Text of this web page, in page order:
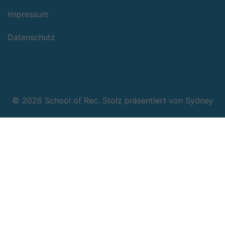
Impressum
Datenschutz
© 2026 School of Rec. Stolz präsentiert von Sydney